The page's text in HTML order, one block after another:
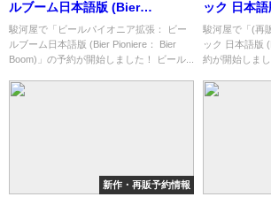
ルブーム日本語版 (Bier
Pioniere： Bier Boom)」の概略
と予約購入可能なショップ紹
駿河屋で「ビールパイオニア拡張： ビー
ルブーム日本語版 (Bier Pioniere： Bier
Boom)」の予約が開始しました！ ビール...
ック 日本
Classic)」
なショップ
駿河屋で「(再
ック 日本語版
約が開始しま
新作・再販予約情報